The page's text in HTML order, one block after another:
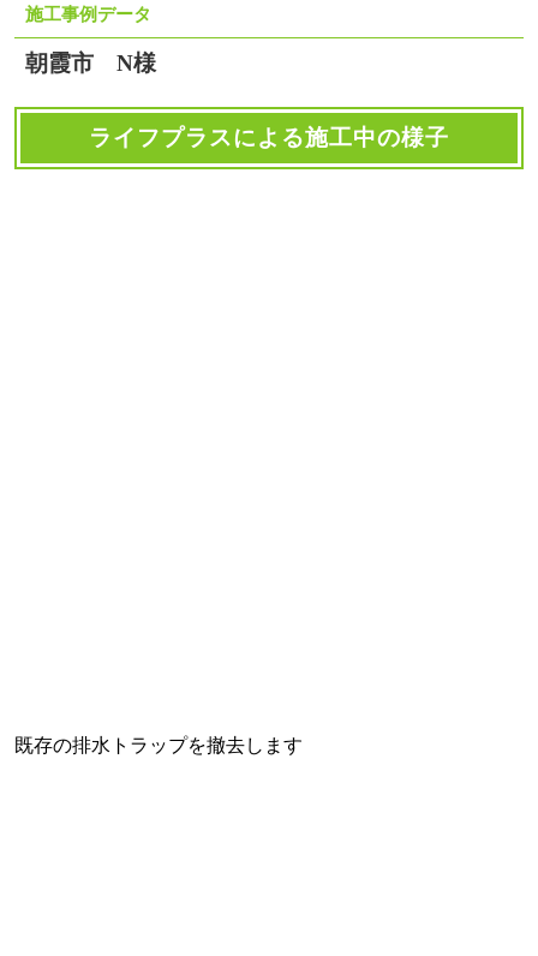
施工事例データ
朝霞市 N様
ライフプラスによる施工中の様子
既存の排水トラップを撤去します